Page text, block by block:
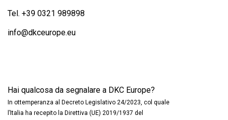
Tel. +39 0321 989898
info@dkceurope.eu
Hai qualcosa da segnalare a DKC Europe?
In ottemperanza al Decreto Legislativo 24/2023, col quale
l’Italia ha recepito la Direttiva (UE) 2019/1937 del